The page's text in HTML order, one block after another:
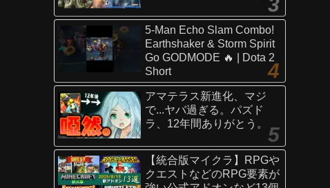
5-Man Echo Slam Combo!
Earthshaker & Storm Spirit
Go GODMODE 🔥 | Dota 2
Short
アマテラス新進化、マジ
で...ヤバ過ぎる。パズド
ラ、12年間ありがとう。
【統合版マイクラ】RPGや
クエストなどのRPG要素が